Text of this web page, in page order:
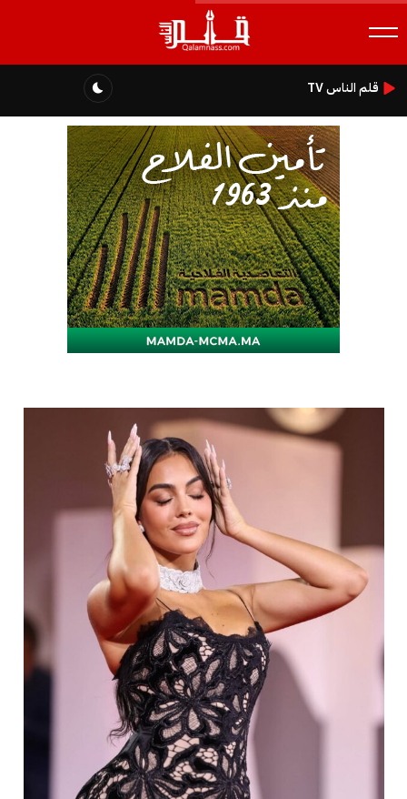
قلم الناس TV